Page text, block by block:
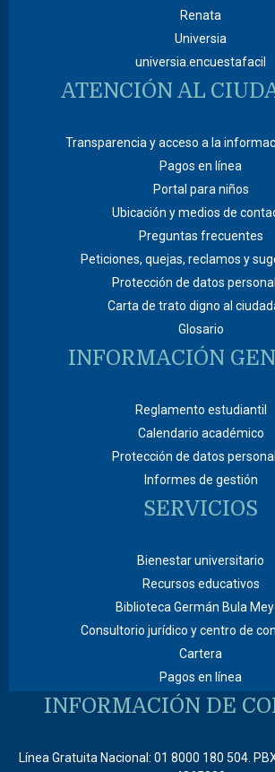
Renata
Universia
universia.encuestafacil
ATENCIÓN AL
Transparencia y acceso a la
Pagos en línea
Portal para niños
Ubicación y medios de
Preguntas frecuentes
Peticiones, quejas, reclamos y
Protección de datos
Carta de trato digno al
Glosario
INFORMACIÓN
Reglamento estudiantil
Calendario académico
Protección de datos
Informes de gestión
SERVICIOS
Bienestar universitario
Recursos educativos
Biblioteca Germán Bula
Consultorio jurídico y centro de
Cartera
Pagos en línea
INFORMACIÓN DE
Línea Gratuita Nacional: 01 8000 180 504.